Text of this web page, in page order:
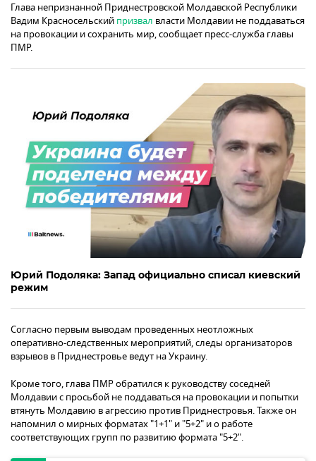
Глава непризнанной Приднестровской Молдавской Республики
Вадим Красносельский призвал власти Молдавии не поддаваться
на провокации и сохранить мир, сообщает пресс-служба главы
ПМР.
Юрий Подоляка: Запад официально списал киевский
режим
Согласно первым выводам проведенных неотложных
оперативно-следственных мероприятий, следы организаторов
взрывов в Приднестровье ведут на Украину.
Кроме того, глава ПМР обратился к руководству соседней
Молдавии с просьбой не поддаваться на провокации и попытки
втянуть Молдавию в агрессию против Приднестровья. Также он
напомнил о мирных форматах "1+1" и "5+2" и о работе
соответствующих групп по развитию формата "5+2".